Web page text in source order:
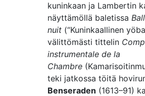
kuninkaan ja Lambertin
näyttämöllä baletissa
nuit (“Kuninkaallinen
välittömästi tittelin
instrumentale de la
Chambre
teki jatkossa töitä
Benseraden (1613–91)